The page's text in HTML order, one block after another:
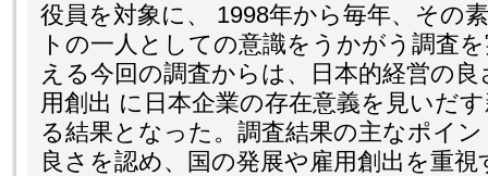
役員を対象に、 1998年から毎年、その
トの一人としての意識をうかがう調査
える今回の調査からは、日本的経営の
用創出 に日本企業の存在意義を見いだ
る結果となった。調査結果の主なポイ
良さを認め、国の発展や雇用創出を重